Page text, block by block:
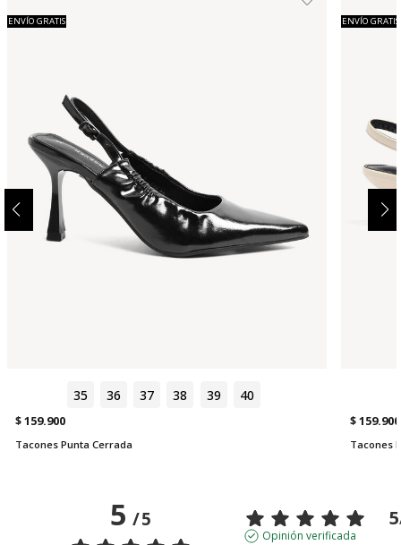
35 36 37 38 39 40
ENVÍO GRATIS
$ 159.900
Tacones Punta Cerrada
ENVÍO GRATIS
$ 159.900
Tacones
5/5 5
Opinión verificada